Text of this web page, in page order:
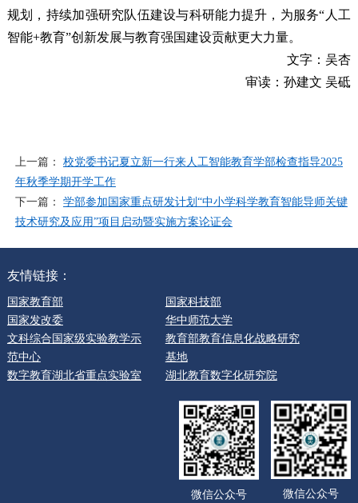
规划，持续加强研究队伍建设与科研能力提升，为服务“人工
智能+教育”创新发展与教育强国建设贡献更大力量。
文字：吴杏
审读：孙建文 吴砥
上一篇： 校党委书记夏立新一行来人工智能教育学部检查指导2025
年秋季学期开学工作
下一篇： 学部参加国家重点研发计划“中小学科学教育智能导师关键
技术研究及应用”项目启动暨实施方案论证会
友情链接：
国家教育部
国家科技部
国家发改委
华中师范大学
文科综合国家级实验教学示
范中心
教育部教育信息化战略研究
基地
数字教育湖北省重点实验室
湖北教育数字化研究院
微信公众号 微信公众号